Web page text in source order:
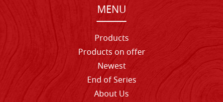
MENU
Products
Products on offer
Newest
End of Series
About Us